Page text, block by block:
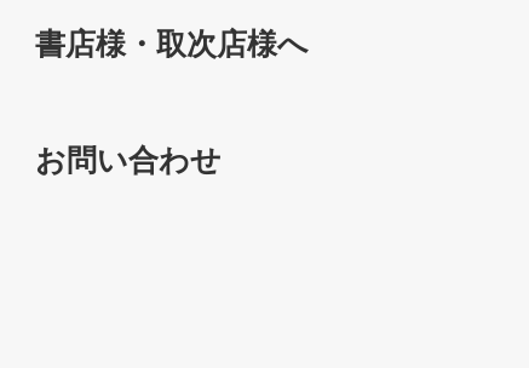
書店様・取次店様へ
お問い合わせ